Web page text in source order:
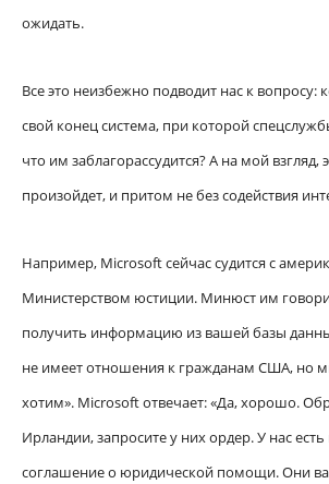
ожидать.
Все это неизбежно подводит нас к вопросу:
свой конец система, при которой
что им заблагорассудится? А на мой взгляд,
произойдет, и притом не без содействия
Например, Microsoft сейчас судится с
Министерством юстиции. Минюст им
получить информацию из вашей базы
не имеет отношения к гражданам США, но
хотим». Microsoft отвечает: «Да, хорошо.
Ирландии, запросите у них ордер. У нас
соглашение о юридической помощи. Они